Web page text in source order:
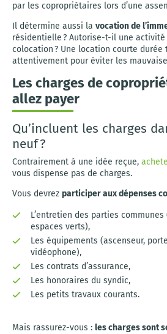
par les copropriétaires lors d’une
Il détermine aussi la vocation de
résidentielle ? Autorise-t-il une activité
colocation ? Une location courte durée
attentivement pour éviter les
Les charges de
allez payer
Qu’incluent les charges
neuf ?
Contrairement à une idée reçue,
vous dispense pas de charges.
Vous devrez participer aux dépenses
L’entretien des parties
espaces verts),
Les équipements (ascenseur,
vidéophone),
Les contrats d’assurance,
Les honoraires du syndic,
Les petits travaux courants.
Mais rassurez-vous : les charges sont